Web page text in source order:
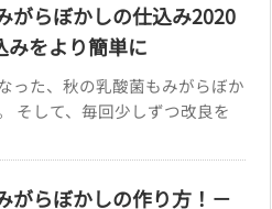
がらぼかしの仕込み2020
みをより簡単に
った、秋の乳酸菌もみがらぼか
そして、毎回少しずつ改良を
がらぼかしの作り方！－